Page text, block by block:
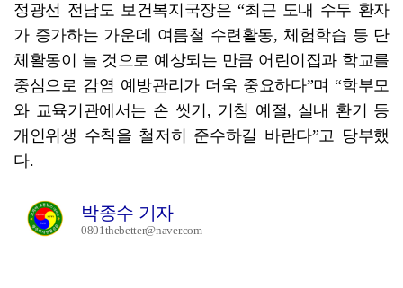
정광선 전남도 보건복지국장은 “최근 도내 수두 환자
가 증가하는 가운데 여름철 수련활동, 체험학습 등 단
체활동이 늘 것으로 예상되는 만큼 어린이집과 학교를
중심으로 감염 예방관리가 더욱 중요하다”며 “학부모
와 교육기관에서는 손 씻기, 기침 예절, 실내 환기 등
개인위생 수칙을 철저히 준수하길 바란다”고 당부했
다.
박종수 기자
0801thebetter@naver.com